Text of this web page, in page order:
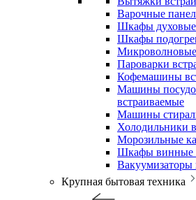
Варочные
Шкафы духовые
Шкафы
Пароварки
Кофемашины
Машины
встраиваемые
Машины
Холодильники
Морозильные
Шкафы винные
Вакуумизаторы
Крупная бытовая техника